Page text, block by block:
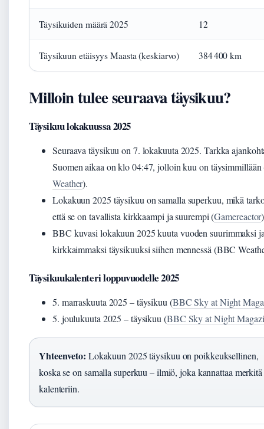
Täysikuiden määrä 2025 12
Täysikuun etäisyys Maasta (keskiarvo) 384 400 km
Milloin tulee seuraava täysikuu?
Täysikuu lokakuussa 2025
Seuraava täysikuu on 7. lokakuuta 2025. Tarkka
Suomen aikaa on klo 04:47, jolloin kuu on täysimmillään
Weather).
Lokakuun 2025 täysikuu on samalla superkuu, mikä
että se on tavallista kirkkaampi ja suurempi (Gamereactor
BBC kuvasi lokakuun 2025 kuuta vuoden suurimmaksi
kirkkaimmaksi täysikuuksi siihen mennessä (BBC
Täysikuukalenteri loppuvuodelle 2025
5. marraskuuta 2025 – täysikuu (BBC Sky at Night
5. joulukuuta 2025 – täysikuu (BBC Sky at Night
Yhteenveto: Lokakuun 2025 täysikuu on poikkeuksellinen,
koska se on samalla superkuu – ilmiö, joka kannattaa merkitä
kalenteriin.